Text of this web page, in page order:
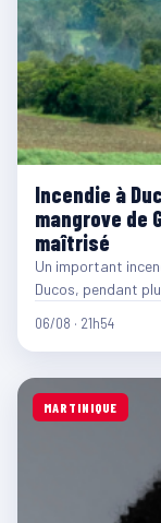
Incendie à
mangrove de
maîtrisé
Un important
Ducos, pendant
06/08 · 21h54
MARTINIQUE